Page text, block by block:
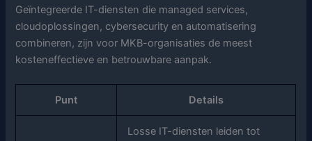
Geïntegreerde IT-diensten die managed services,
cloudoplossingen, cybersecurity en automatisering
combineren, zijn voor MKB-organisaties de meest
kosteneffectieve en betrouwbare aanpak.
Punt Details
Losse IT-diensten leiden tot